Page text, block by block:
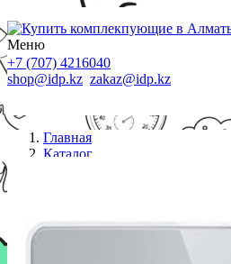
Меню
+7 (707) 4216040
shop@idp.kz zakaz@idp.kz
Главная
Каталог
Коммутатор TP-Link TL-
Мбит/с мини настольный